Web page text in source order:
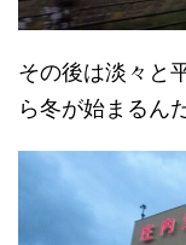
その後は淡々と
ら冬が始まるん